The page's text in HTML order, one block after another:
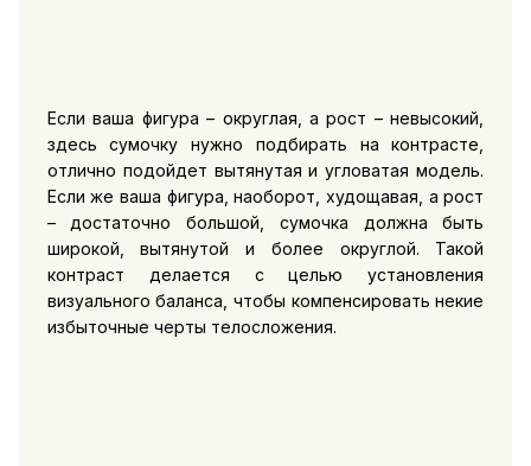
Если ваша фигура – округлая, а рост – невысокий,
здесь сумочку нужно подбирать на контрасте,
отлично подойдет вытянутая и угловатая модель.
Если же ваша фигура, наоборот, худощавая, а рост
– достаточно большой, сумочка должна быть
широкой, вытянутой и более округлой. Такой
контраст делается с целью установления
визуального баланса, чтобы компенсировать некие
избыточные черты телосложения.